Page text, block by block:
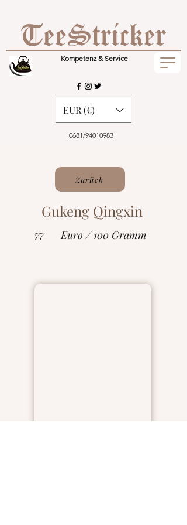
Kompetenz & Service
0681/94010983
EUR (€)
Zurück
Gukeng Qingxin
77 Euro / 100 Gramm